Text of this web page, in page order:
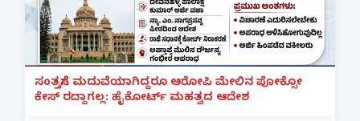
ಸಂತ್ರಸ್ತೆಗೆ ಮದುವೆಯಾಗಿದ್ದರೂ ಆರೋಪಿ ಮೇಲಿನ ಪೋಕ್ಸೋ
ಕೇಸ್ ರದ್ದಾಗಲ್ಲ: ಹೈಕೋರ್ಟ್ ಮಹತ್ವದ ಆದೇಶ